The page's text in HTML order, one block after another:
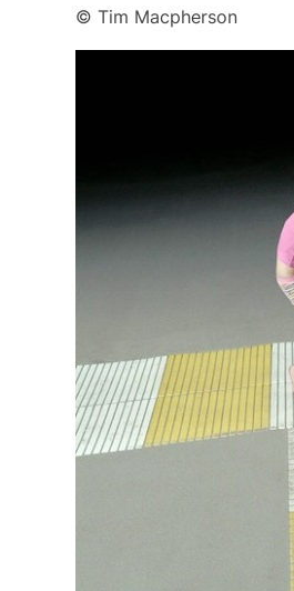
© Tim Macpherson